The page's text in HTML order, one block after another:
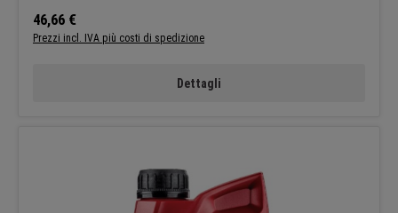
comfort di guida ottimale. APPLICAZIONI:Questo lubrificante è
stato sviluppato per i motori degli scooter a due tempi. Segui le
proprietà protettive dell'olio SPECIFICHE:API TC ISO L-EGD
Prezzo normale:
46,66 €
Prezzi incl. IVA più costi di spedizione
Dettagli